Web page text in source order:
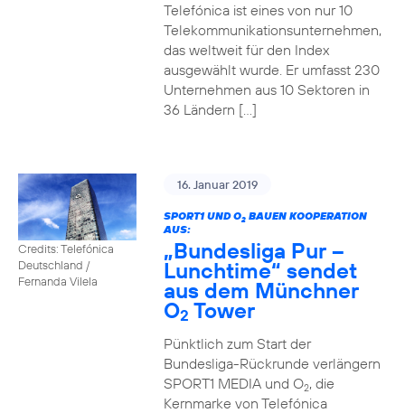
Telefónica ist eines von nur 10
Telekommunikationsunternehmen,
das weltweit für den Index
ausgewählt wurde. Er umfasst 230
Unternehmen aus 10 Sektoren in
36 Ländern […]
Credits: Telefónica
Deutschland /
Fernanda Vilela
16. Januar 2019
SPORT1 UND O2BAUEN KOOPERATION
AUS:
„Bundesliga Pur –
Lunchtime“ sendet
aus dem Münchner
O2 Tower
Pünktlich zum Start der
Bundesliga-Rückrunde verlängern
SPORT1 MEDIA und O2, die
Kernmarke von Telefónica